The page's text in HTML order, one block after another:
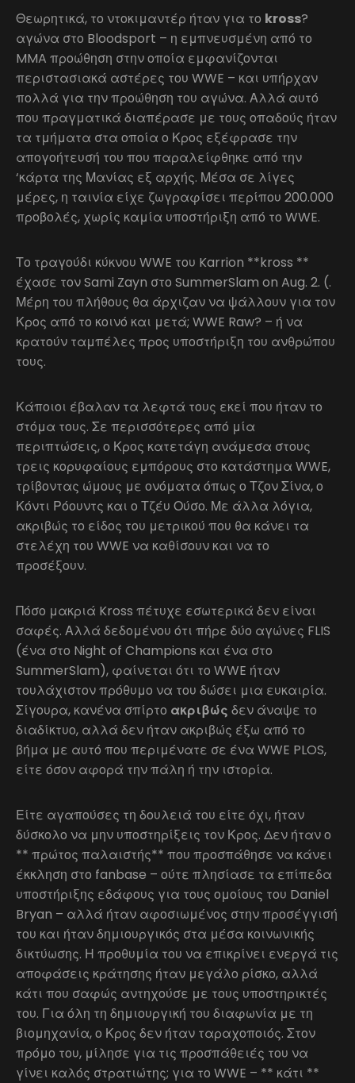
Θεωρητικά, το ντοκιμαντέρ ήταν για το kross?
αγώνα στο Bloodsport – η εμπνευσμένη από το
MMA προώθηση στην οποία εμφανίζονται
περιστασιακά αστέρες του WWE – και υπήρχαν
πολλά για την προώθηση του αγώνα. Αλλά αυτό
που πραγματικά διαπέρασε με τους οπαδούς ήταν
τα τμήματα στα οποία ο Κρος εξέφρασε την
απογοήτευσή του που παραλείφθηκε από την
‘κάρτα της Μανίας εξ αρχής. Μέσα σε λίγες
μέρες, η ταινία είχε ζωγραφίσει περίπου 200.000
προβολές, χωρίς καμία υποστήριξη από το WWE.
Το τραγούδι κύκνου WWE του Karrion **kross **
έχασε τον Sami Zayn στο SummerSlam on Aug. 2. (.
Μέρη του πλήθους θα άρχιζαν να ψάλλουν για τον
Κρος από το κοινό και μετά; WWE Raw? – ή να
κρατούν ταμπέλες προς υποστήριξη του ανθρώπου
τους.
Κάποιοι έβαλαν τα λεφτά τους εκεί που ήταν το
στόμα τους. Σε περισσότερες από μία
περιπτώσεις, ο Κρος κατετάγη ανάμεσα στους
τρεις κορυφαίους εμπόρους στο κατάστημα WWE,
τρίβοντας ώμους με ονόματα όπως ο Τζον Σίνα, ο
Κόντι Ρόουντς και ο Τζέυ Ούσο. Με άλλα λόγια,
ακριβώς το είδος του μετρικού που θα κάνει τα
στελέχη του WWE να καθίσουν και να το
προσέξουν.
Πόσο μακριά Kross πέτυχε εσωτερικά δεν είναι
σαφές. Αλλά δεδομένου ότι πήρε δύο αγώνες FLIS
(ένα στο Night of Champions και ένα στο
SummerSlam), φαίνεται ότι το WWE ήταν
τουλάχιστον πρόθυμο να του δώσει μια ευκαιρία.
Σίγουρα, κανένα σπίρτο ακριβώς δεν άναψε το
διαδίκτυο, αλλά δεν ήταν ακριβώς έξω από το
βήμα με αυτό που περιμένατε σε ένα WWE PLOS,
είτε όσον αφορά την πάλη ή την ιστορία.
Είτε αγαπούσες τη δουλειά του είτε όχι, ήταν
δύσκολο να μην υποστηρίξεις τον Κρος. Δεν ήταν ο
** πρώτος παλαιστής** που προσπάθησε να κάνει
έκκληση στο fanbase – ούτε πλησίασε τα επίπεδα
υποστήριξης εδάφους για τους ομοίους του Daniel
Bryan – αλλά ήταν αφοσιωμένος στην προσέγγισή
του και ήταν δημιουργικός στα μέσα κοινωνικής
δικτύωσης. Η προθυμία του να επικρίνει ενεργά τις
αποφάσεις κράτησης ήταν μεγάλο ρίσκο, αλλά
κάτι που σαφώς αντηχούσε με τους υποστηρικτές
του. Για όλη τη δημιουργική του διαφωνία με τη
βιομηχανία, ο Κρος δεν ήταν ταραχοποιός. Στον
πρόμο του, μίλησε για τις προσπάθειές του να
γίνει καλός στρατιώτης; για το WWE – ** κάτι **